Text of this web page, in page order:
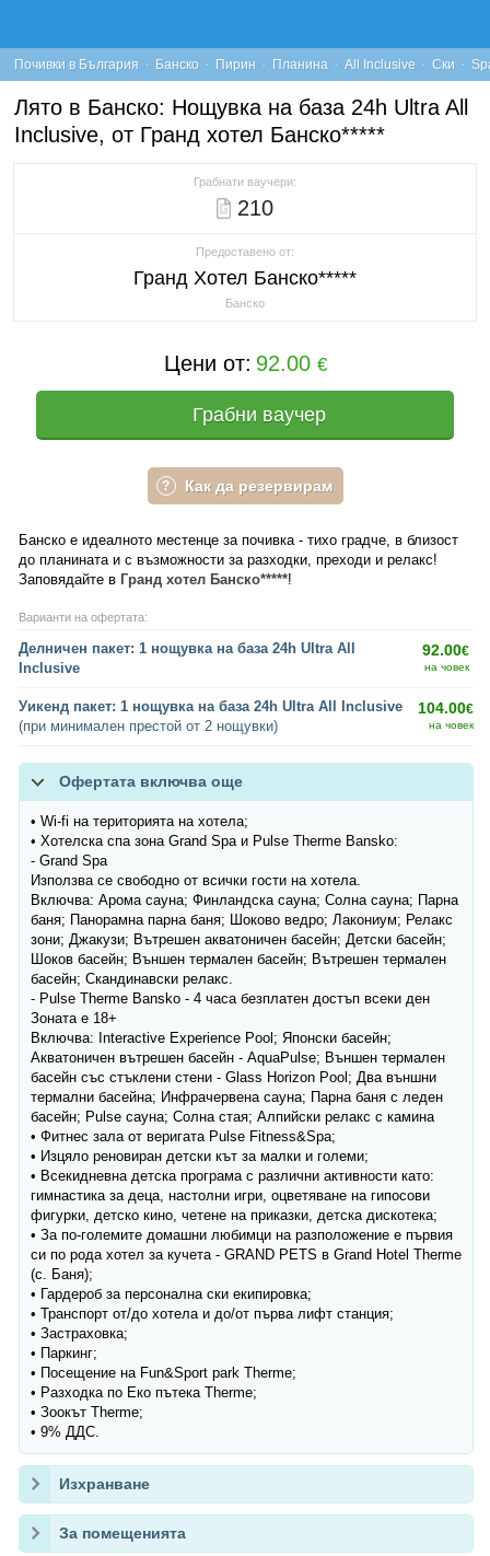
Почивки в България · Банско · Пирин · Планина · All Inclusive · Ски ·
Лято в Банско: Нощувка на база 24h Ultra All
Inclusive, от Гранд хотел Банско*****
Грабнати ваучери:
210
Предоставено от:
Гранд Хотел Банско*****
Банско
Цени от: 92.00 €
Грабни ваучер
Как да резервирам
Банско е идеалното местенце за почивка - тихо градче, в близост
до планината и с възможности за разходки, преходи и релакс!
Заповядайте в Гранд хотел Банско*****!
Варианти на офертата:
Делничен пакет: 1 нощувка на база 24h Ultra All
Inclusive
92.00€
на човек
Уикенд пакет: 1 нощувка на база 24h Ultra All Inclusive
(при минимален престой от 2 нощувки)
104.00€
на човек
Офертата включва още
• Wi-fi на територията на хотела;
• Хотелска спа зона Grand Spa и Pulse Therme Banskо:
- Grand Spa
Използва се свободно от всички гости на хотела.
Включва: Арома сауна; Финландска сауна; Солна сауна; Парна
баня; Панорамна парна баня; Шоково ведро; Лакониум; Релакс
зони; Джакузи; Вътрешен акватоничен басейн; Детски басейн;
Шоков басейн; Външен термален басейн; Вътрешен термален
басейн; Скандинавски релакс.
- Pulse Therme Bansko - 4 часа безплатен достъп всеки ден
Зоната е 18+
Включва: Interactive Experience Pool; Японски басейн;
Акватоничен вътрешен басейн - AquaPulse; Външен термален
басейн със стъклени стени - Glass Horizon Pool; Два външни
термални басейна; Инфрачервена сауна; Парна баня с леден
басейн; Pulse сауна; Солна стая; Алпийски релакс с камина
• Фитнес зала от веригата Pulse Fitness&Spa;
• Изцяло реновиран детски кът за малки и големи;
• Всекидневна детска програма с различни активности като:
гимнастика за деца, настолни игри, оцветяване на гипосови
фигурки, детско кино, четене на приказки, детска дискотека;
• За по-големите домашни любимци на разположение е първия
си по рода хотел за кучета - GRAND PETS в Grand Hotel Therme
(с. Баня);
• Гардероб за персонална ски екипировка;
• Транспорт от/до хотела и до/от първа лифт станция;
• Застраховка;
• Паркинг;
• Посещение на Fun&Sport park Therme;
• Разходка по Еко пътека Therme;
• Зоокът Therme;
• 9% ДДС.
Изхранване
За помещенията